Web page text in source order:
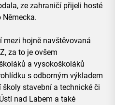
ze zahraničí přijeli hosté
Německa.
mezi hojně navštěvovaná
za to je ovšem
a vysokoškoláků
s odborným výkladem
stavební a technické či
nad Labem a také